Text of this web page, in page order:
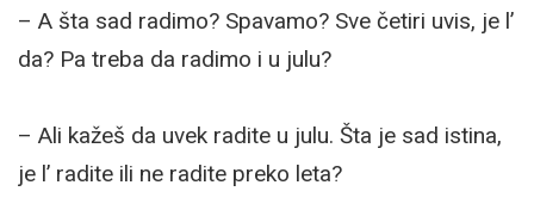
– A šta sad radimo? Spavamo? Sve četiri uvis, je l’
da? Pa treba da radimo i u julu?
– Ali kažeš da uvek radite u julu. Šta je sad istina,
je l’ radite ili ne radite preko leta?